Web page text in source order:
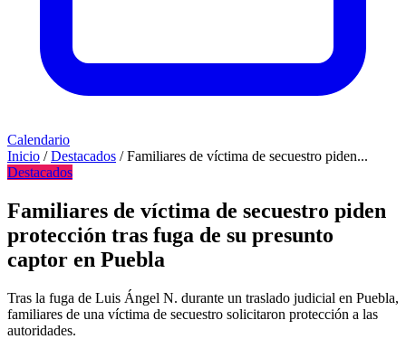
Calendario
Inicio / Destacados / Familiares de víctima de secuestro piden...
Destacados
Familiares de víctima de secuestro piden
protección tras fuga de su presunto
captor en Puebla
Tras la fuga de Luis Ángel N. durante un traslado judicial en Puebla,
familiares de una víctima de secuestro solicitaron protección a las
autoridades.